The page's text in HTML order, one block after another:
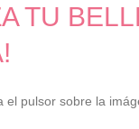
TU
el pulsor sobre la